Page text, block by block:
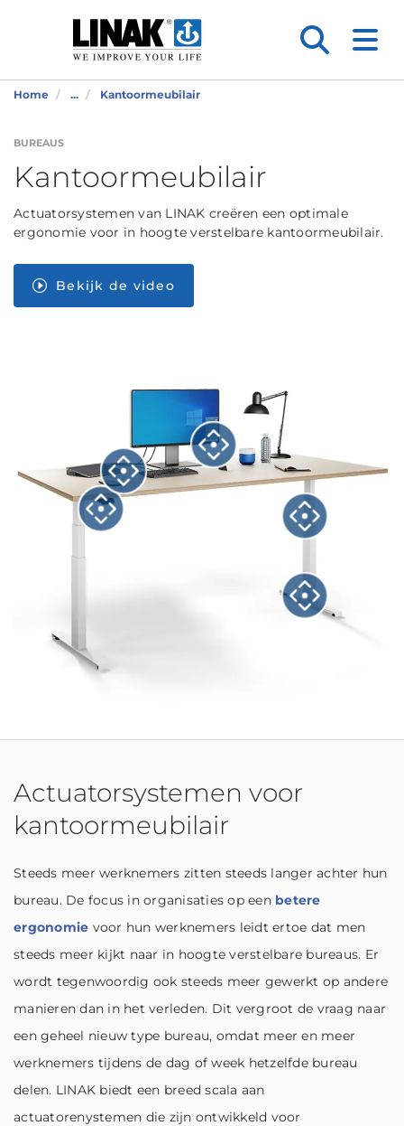
Home ... Kantoormeubilair
BUREAUS
Kantoormeubilair
Actuatorsystemen van LINAK creëren een optimale
ergonomie voor in hoogte verstelbare kantoormeubilair.
Bekijk de video
Actuatorsystemen voor
kantoormeubilair
Steeds meer werknemers zitten steeds langer achter hun
bureau. De focus in organisaties op een betere
ergonomie voor hun werknemers leidt ertoe dat men
steeds meer kijkt naar in hoogte verstelbare bureaus. Er
wordt tegenwoordig ook steeds meer gewerkt op andere
manieren dan in het verleden. Dit vergroot de vraag naar
een geheel nieuw type bureau, omdat meer en meer
werknemers tijdens de dag of week hetzelfde bureau
delen. LINAK biedt een breed scala aan
actuatorenystemen die zijn ontwikkeld voor